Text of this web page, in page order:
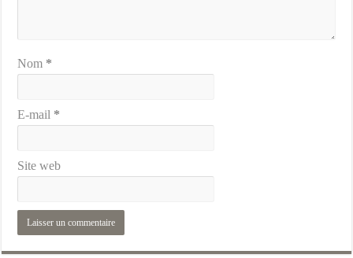
Nom *
E-mail *
Site web